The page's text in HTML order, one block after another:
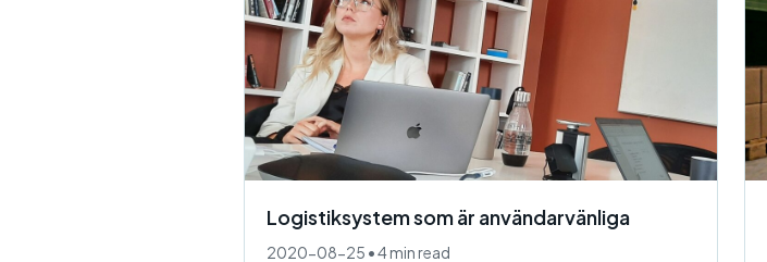
Logistiksystem som är användarvänliga
2020-08-25 •4 min read